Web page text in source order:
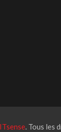
ITsense. Tous les